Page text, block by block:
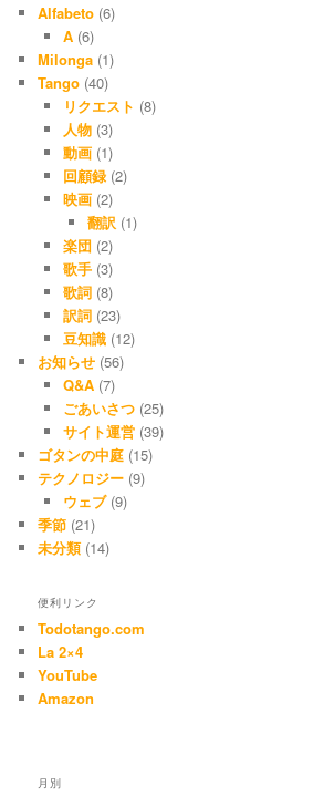
Alfabeto (6)
A(6)
Milonga (1)
Tango (40)
リクエスト (8)
人物(3)
動画(1)
回顧録(2)
映画(2)
翻訳 (1)
楽団(2)
歌手(3)
歌詞(8)
訳詞(23)
豆知識(12)
お知らせ (56)
Q&A(7)
ごあいさつ(25)
サイト運営(39)
ゴタンの中庭 (15)
テクノロジー (9)
ウェブ(9)
季節 (21)
未分類(14)
便利リンク
Todotango.com
La 2×4
YouTube
Amazon
月別